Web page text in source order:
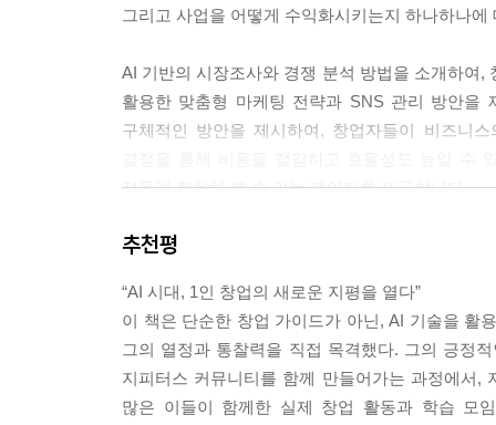
그리고 사업을 어떻게 수익화시키는지 하나하나에
AI 기반의 시장조사와 경쟁 분석 방법을 소개하여
활용한 맞춤형 마케팅 전략과 SNS 관리 방안을
구체적인 방안을 제시하여, 창업자들이 비즈니
적용에 활용해 볼 수 있는 페이지를 제공합니다.
AI 기술을 통해 창업자들이 변화하는 시장에서
지식과 전략을 제공합니다. 『30일에 끝내는 AI
추천평
“AI 시대, 1인 창업의 새로운 지평을 열다”
이 책은 단순한 창업 가이드가 아닌, AI 기술을 활
그의 열정과 통찰력을 직접 목격했다. 그의 긍정
지피터스 커뮤니티를 함께 만들어가는 과정에서
많은 이들이 함께한 실제 창업 활동과 학습 모